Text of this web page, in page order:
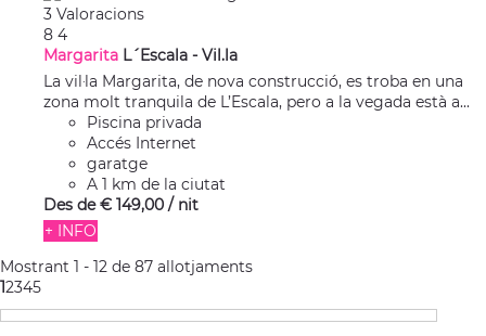
3 Valoracions
8 4
Margarita L´Escala - Vil.la
La vil·la Margarita, de nova construcció, es troba en una
zona molt tranquila de L’Escala, pero a la vegada està a...
Piscina privada
Accés Internet
garatge
A 1 km de la ciutat
Des de € 149,00 / nit
+ INFO
Mostrant 1 - 12 de 87 allotjaments
12345